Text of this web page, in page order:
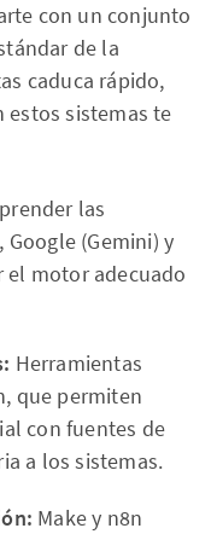
con un conjunto
de la
caduca rápido,
sistemas te
las
Google (Gemini) y
el motor adecuado
Herramientas
que permiten
con fuentes de
a los sistemas.
Make y n8n